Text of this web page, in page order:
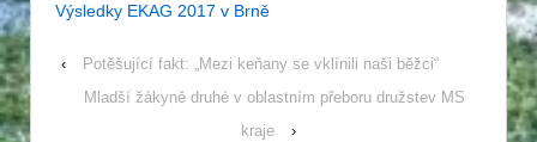
Výsledky EKAG 2017 v Brně
‹
Potěšující fakt: „Mezi keňany se vklínili naši běžci“
Mladší žákyně druhé v oblastním přeboru družstev MS
kraje
›